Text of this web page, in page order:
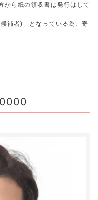
から紙の領収書は発行はして
補者)」となっている為、寄